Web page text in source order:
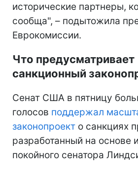
исторические партнеры,
сообща", – подытожила
Еврокомиссии.
Что предусматривает
санкционный
Сенат США в пятницу
голосов поддержал
законопроект о санкциях
разработанный на основе
покойного сенатора